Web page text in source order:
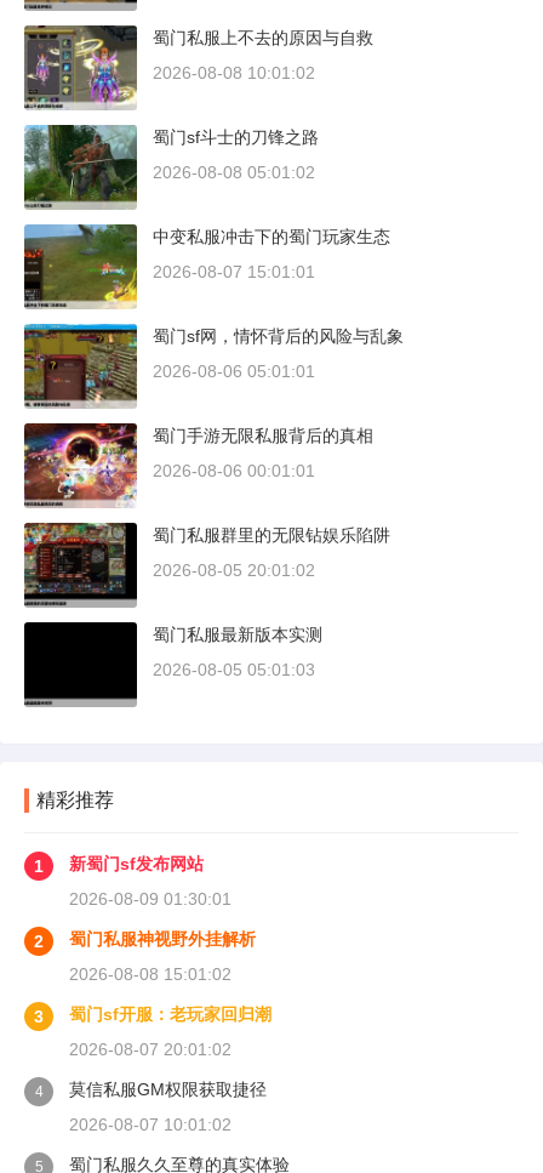
蜀门私服上不去的原因与自救
2026-08-08 10:01:02
蜀门sf斗士的刀锋之路
2026-08-08 05:01:02
中变私服冲击下的蜀门玩家生态
2026-08-07 15:01:01
蜀门sf网，情怀背后的风险与乱象
2026-08-06 05:01:01
蜀门手游无限私服背后的真相
2026-08-06 00:01:01
蜀门私服群里的无限钻娱乐陷阱
2026-08-05 20:01:02
蜀门私服最新版本实测
2026-08-05 05:01:03
精彩推荐
1
新蜀门sf发布网站
2026-08-09 01:30:01
2
蜀门私服神视野外挂解析
2026-08-08 15:01:02
3
蜀门sf开服：老玩家回归潮
2026-08-07 20:01:02
4
莫信私服GM权限获取捷径
2026-08-07 10:01:02
5 蜀门私服久久至尊的真实体验